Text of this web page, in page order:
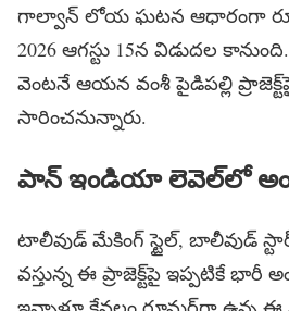
గాల్వాన్ లోయ ఘటన ఆధారంగా
2026 ఆగస్టు 15న విడుదల
వెంటనే ఆయన వంశీ పైడిపల్లి ప్రాజెక్ట్‌పై
సారించనున్నారు.
పాన్ ఇండియా లెవెల్‌లో
టాలీవుడ్ మేకింగ్ స్టైల్, బాలీవుడ్
వస్తున్న ఈ ప్రాజెక్ట్‌పై ఇప్పటికే